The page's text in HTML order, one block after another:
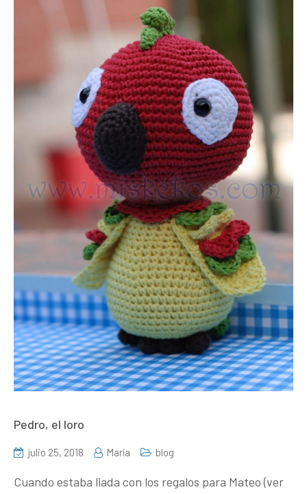
Pedro, el loro
julio 25, 2018 María blog
Cuando estaba liada con los regalos para Mateo (ver